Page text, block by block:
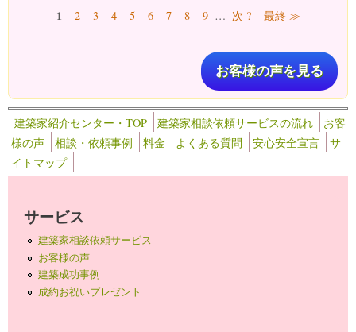
ページ1 2 3 4 5 6 7 8 9 … 次 ? 最終 ≫
お客様の声を見る
建築家紹介センター・TOP 建築家相談依頼サービスの流れ
お客
様の声
相談・依頼事例 料金 よくある質問 安心安全宣言
サ
イトマップ
サービス
建築家相談依頼サービス
お客様の声
建築成功事例
成約お祝いプレゼント